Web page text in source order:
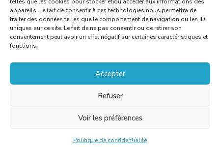
appareils. Le fait de consentir à ces technologies nous permettra de
traiter des données telles que le comportement de navigation ou les ID
uniques sur ce site. Le fait de ne pas consentir ou de retirer son
consentement peut avoir un effet négatif sur certaines caractéristiques et
fonctions.
Accepter
Refuser
Voir les préférences
Politique de confidentialité